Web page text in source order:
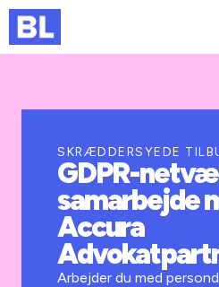
Kurser og arrangementer
Jobportalen
SKRÆDDERSYEDE
GDPR-
samarbejde
Accura
Arbejder du med